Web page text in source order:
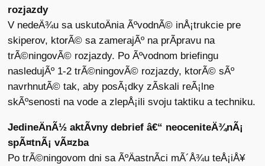
rozjazdy
V nedeÄ¾u sa uskutoÄnia ÃºvodnÃ© inÅ¡trukcie pre
skiperov, ktorÃ© sa zamerajÃº na prÃ­pravu na
trÃ©ningovÃ© rozjazdy. Po Ãºvodnom briefingu
nasledujÃº 1-2 trÃ©ningovÃ© rozjazdy, ktorÃ© sÃº
navrhnutÃ© tak, aby posÃ¡dky zÃ­skali reÃ¡lne
skÃºsenosti na vode a zlepÅ¡ili svoju taktiku a techniku.
JedineÄnÃ½ aktÃ­vny debrief â€“ neoceniteÄ¾nÃ¡
spÃ¤tnÃ¡ vÃ¤zba
Po trÃ©ningovom dni sa ÃºÄastnÃ­ci mÃ´Å¾u teÅ¡iÅ¥